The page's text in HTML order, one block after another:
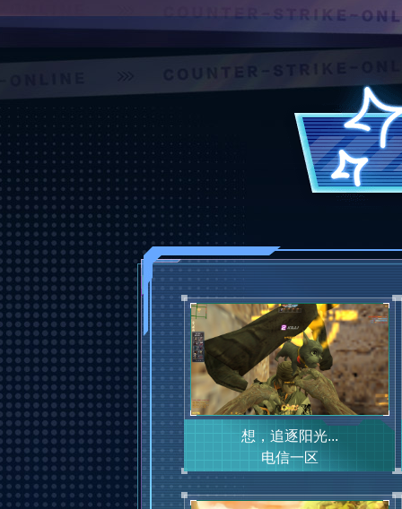
想，追逐阳光...
电信一区